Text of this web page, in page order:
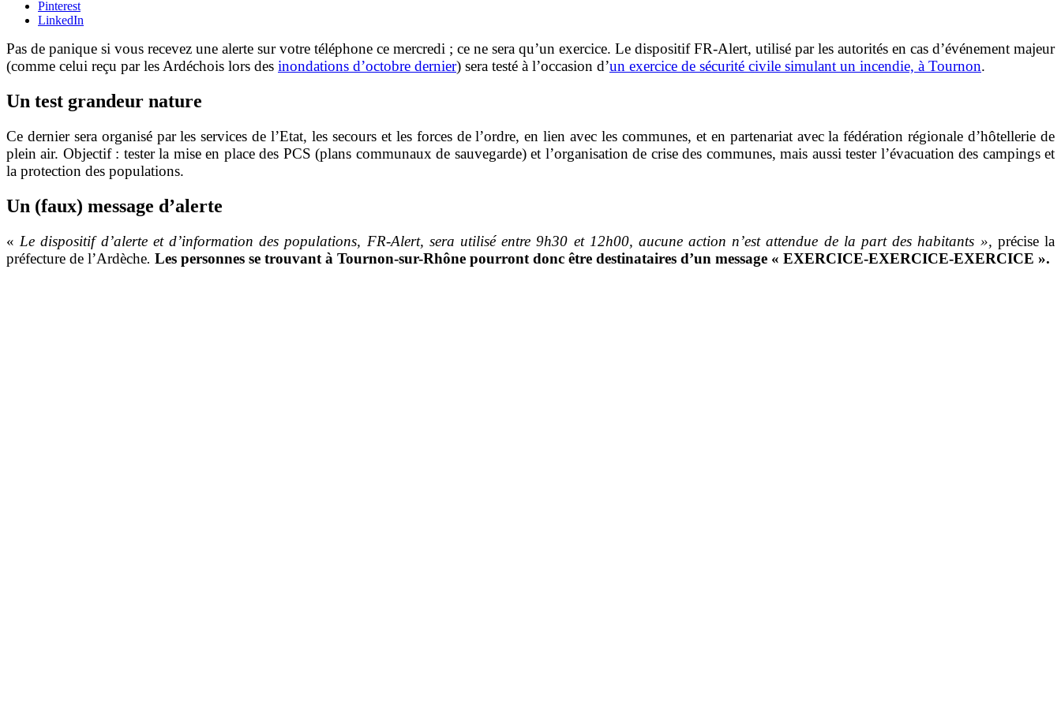
Pinterest
LinkedIn
Pas de panique si vous recevez une alerte sur votre téléphone ce mercredi ; ce ne sera qu’un exercice. Le dispositif FR-Alert, utilisé par les autorités en cas d’événement majeur
(comme celui reçu par les Ardéchois lors des inondations d’octobre dernier) sera testé à l’occasion d’un exercice de sécurité civile simulant un incendie, à Tournon.
Un test grandeur nature
Ce dernier sera organisé par les services de l’Etat, les secours et les forces de l’ordre, en lien avec les communes, et en partenariat avec la fédération régionale d’hôtellerie de
plein air. Objectif : tester la mise en place des PCS (plans communaux de sauvegarde) et l’organisation de crise des communes, mais aussi tester l’évacuation des campings et
la protection des populations.
Un (faux) message d’alerte
« Le dispositif d’alerte et d’information des populations, FR-Alert, sera utilisé entre 9h30 et 12h00, aucune action n’est attendue de la part des habitants », précise la
préfecture de l’Ardèche. Les personnes se trouvant à Tournon-sur-Rhône pourront donc être destinataires d’un message « EXERCICE-EXERCICE-EXERCICE ».